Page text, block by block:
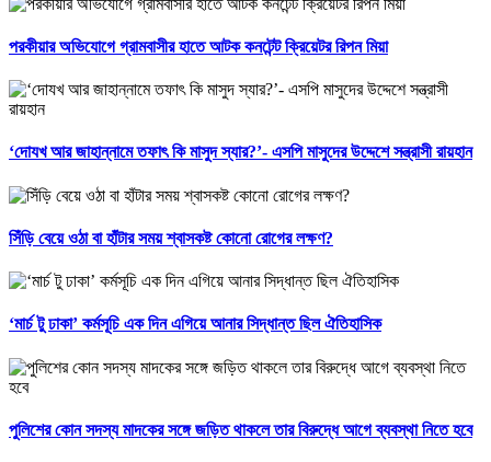
পরকীয়ার অভিযোগে গ্রামবাসীর হাতে আটক কনটেন্ট ক্রিয়েটর রিপন মিয়া
‘দোযখ আর জাহান্নামে তফাৎ কি মাসুদ স্যার?’- এসপি মাসুদের উদ্দেশে সন্ত্রাসী রায়হান
সিঁড়ি বেয়ে ওঠা বা হাঁটার সময় শ্বাসকষ্ট কোনো রোগের লক্ষণ?
‘মার্চ টু ঢাকা’ কর্মসূচি এক দিন এগিয়ে আনার সিদ্ধান্ত ছিল ঐতিহাসিক
পুলিশের কোন সদস্য মাদকের সঙ্গে জড়িত থাকলে তার বিরুদ্ধে আগে ব্যবস্থা নিতে হবে